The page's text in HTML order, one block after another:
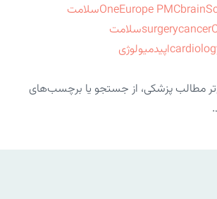
OneEurope PMCbrain
سلامت
surgerycancer
سلامت
اپیدمیولوژی
مطالب پزشکی، از جستجو یا برچسب‌های